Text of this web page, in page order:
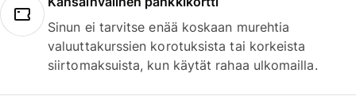
Sinun ei tarvitse enää koskaan murehtia
valuuttakurssien korotuksista tai korkeista
siirtomaksuista, kun käytät rahaa ulkomailla.